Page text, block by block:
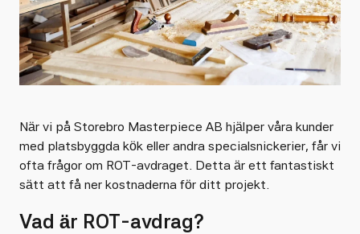
När vi på Storebro Masterpiece AB hjälper våra kunder
med platsbyggda kök eller andra specialsnickerier, får vi
ofta frågor om ROT-avdraget. Detta är ett fantastiskt
sätt att få ner kostnaderna för ditt projekt.
Vad är ROT-avdrag?